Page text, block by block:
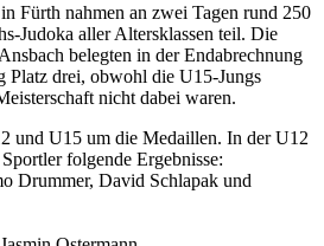
Fürth nahmen an zwei Tagen rund 250
Judoka aller Altersklassen teil. Die
belegten in der Endabrechnung
Platz drei, obwohl die U15-Jungs
nicht dabei waren.
und U15 um die Medaillen. In der U12
folgende Ergebnisse:
Drummer, David Schlapak und